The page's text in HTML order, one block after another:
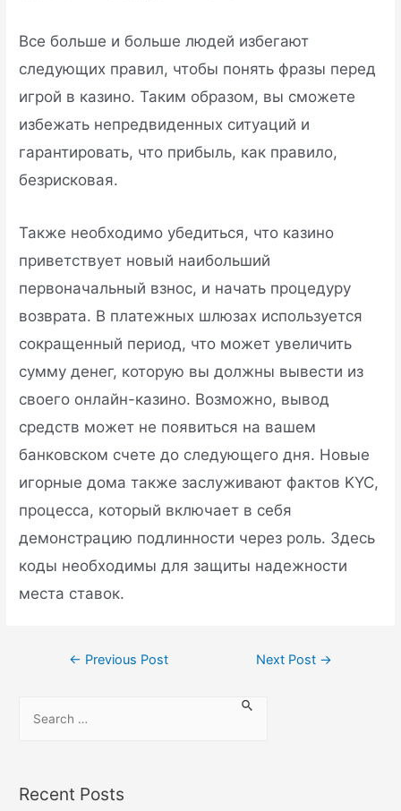
Все больше и больше людей избегают
следующих правил, чтобы понять фразы перед
игрой в казино. Таким образом, вы сможете
избежать непредвиденных ситуаций и
гарантировать, что прибыль, как правило,
безрисковая.
Также необходимо убедиться, что казино
приветствует новый наибольший
первоначальный взнос, и начать процедуру
возврата. В платежных шлюзах используется
сокращенный период, что может увеличить
сумму денег, которую вы должны вывести из
своего онлайн-казино. Возможно, вывод
средств может не появиться на вашем
банковском счете до следующего дня. Новые
игорные дома также заслуживают фактов KYC,
процесса, который включает в себя
демонстрацию подлинности через роль. Здесь
коды необходимы для защиты надежности
места ставок.
← Previous Post Next Post →
Recent Posts